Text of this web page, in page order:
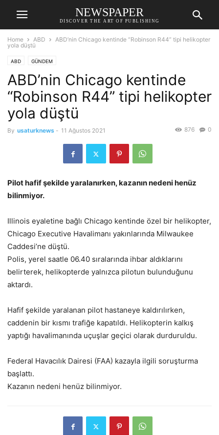
NEWSPAPER
DISCOVER THE ART OF PUBLISHING
Home ABD
ABD’nin Chicago kentinde “Robinson R44” tipi helikopter
yola düştü
ABD GÜNDEM
ABD’nin Chicago kentinde
“Robinson R44” tipi helikopter
yola düştü
By usaturknews - 11 Ağustos 2021 0
876
Pilot hafif şekilde yaralanırken, kazanın nedeni henüz
bilinmiyor.
Illinois eyaletine bağlı Chicago kentinde özel bir helikopter,
Chicago Executive Havalimanı yakınlarında Milwaukee
Caddesi’ne düştü.
Polis, yerel saatle 06.40 sıralarında ihbar aldıklarını
belirterek, helikopterde yalnızca pilotun bulunduğunu
aktardı.
Hafif şekilde yaralanan pilot hastaneye kaldırılırken,
caddenin bir kısmı trafiğe kapatıldı. Helikopterin kalkış
yaptığı havalimanında uçuşlar geçici olarak durduruldu.
Federal Havacılık Dairesi (FAA) kazayla ilgili soruşturma
başlattı.
Kazanın nedeni henüz bilinmiyor.